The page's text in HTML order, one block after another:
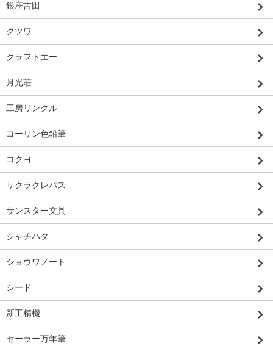
銀座吉田
クツワ
クラフトエー
月光荘
工房リンクル
コーリン色鉛筆
コクヨ
サクラクレパス
サンスター文具
シャチハタ
ショウワノート
シード
新工精機
セーラー万年筆